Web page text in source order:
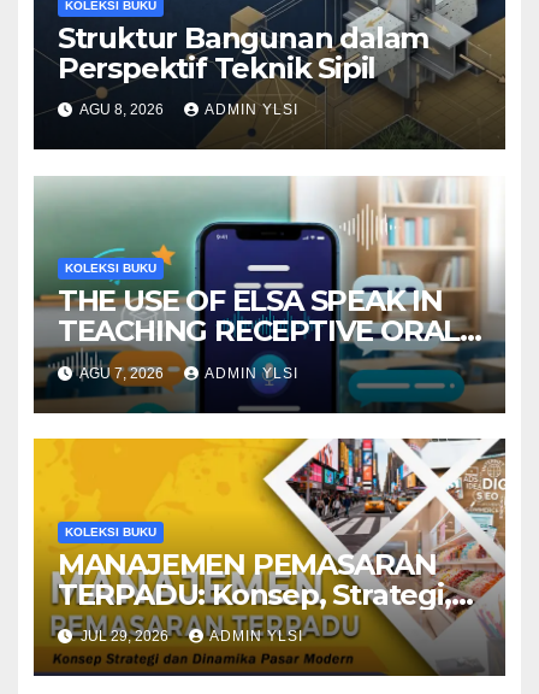
KOLEKSI BUKU
Struktur Bangunan dalam
Perspektif Teknik Sipil
AGU 8, 2026 ADMIN YLSI
KOLEKSI BUKU
THE USE OF ELSA SPEAK IN
TEACHING RECEPTIVE ORAL
LANGUAGE SKILLS
AGU 7, 2026 ADMIN YLSI
KOLEKSI BUKU
MANAJEMEN PEMASARAN
TERPADU: Konsep, Strategi,
dan Dinamika Pasar Modern
JUL 29, 2026 ADMIN YLSI